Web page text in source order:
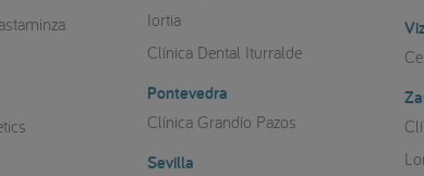
Iortia
Clínica Dental Iturralde
Pontevedra
Clínica Grandío Pazos
Sevilla